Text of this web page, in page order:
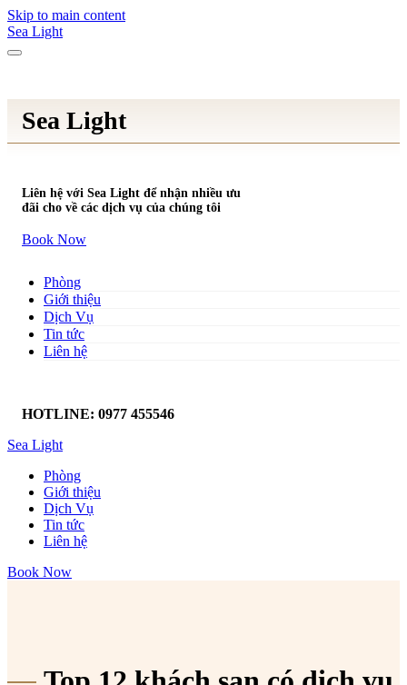
Skip to main content
Sea Light
Sea Light
Liên hệ với Sea Light để nhận nhiều ưu
đãi cho về các dịch vụ của chúng tôi
Book Now
Phòng
Giới thiệu
Dịch Vụ
Tin tức
Liên hệ
HOTLINE: 0977 455546
Sea Light
Phòng
Giới thiệu
Dịch Vụ
Tin tức
Liên hệ
Book Now